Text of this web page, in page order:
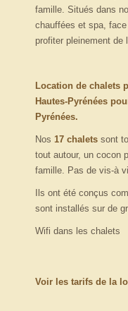
famille. Situés dans
chauffées et spa,
profiter pleinement de
Location de chalets
Hautes-Pyrénées
Pyrénées.
Nos 17 chalets sont
tout autour, un cocon
famille. Pas de vis-à
Ils ont été conçus
sont installés sur de
Wifi dans les chalets
Voir les tarifs de la